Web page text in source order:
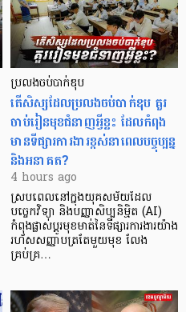
ប្រលងចប់បាក់ឌុប
តើសិស្សដែលប្រលងចប់បាក់ឌុប គួរ
ចាប់រៀនមុខជំនាញអ្វីខ្លះ ដែលកំពុង
មានទីផ្សារការងារខ្ពស់នាពេលបច្ចុប្បន្ន
និងអនាគត?
4 hours ago
ស្របពេលនៅក្នុងយុគសម័យដែល
បច្ចេកវិទ្យា និងបញ្ញាសិប្បនិម្មិត (AI)
កំពុងផ្លាស់ប្តូរមុខមាត់នៃទីផ្សារការងារយ៉ាង
រហ័សសញ្ញាបត្រតែមួយមុខ លែង
គ្រប់គ្រ…